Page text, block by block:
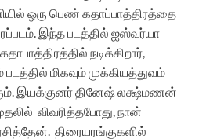
ஒரு பெண் கதாப்பாத்திரத்தை
இந்த படத்தில் ஐஸ்வர்யா
நடிக்கிறார்,
மிகவும் முக்கியத்துவம்
இயக்குனர் தினேஷ் லக்ஷ்மணன்
விவரித்தபோது, நான்
திரையரங்குகளில்